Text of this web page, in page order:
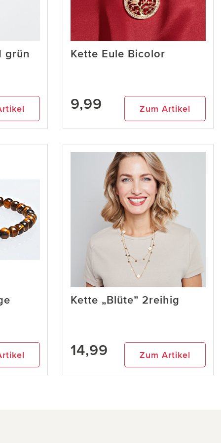
grün Kette Eule Bicolor
9,99 Zum Artikel
Kette „Blüte” 2reihig
14,99 Zum Artikel